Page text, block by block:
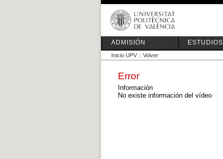
ADMISIÓN ESTUDIOS
Inicio UPV :: Volver
Error
Información
No existe información del vídeo